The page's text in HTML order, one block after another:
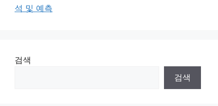
석 및 예측
검색
검색